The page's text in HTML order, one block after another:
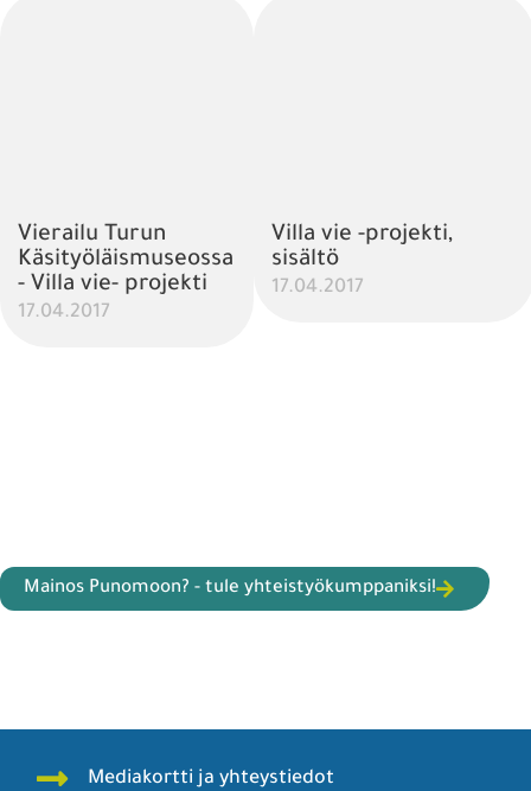
Vierailu Turun
Käsityöläismuseossa
- Villa vie- projekti
17.04.2017
Villa vie -projekti,
sisältö
17.04.2017
Mainos Punomoon? - tule yhteistyökumppaniksi!
Mediakortti ja yhteystiedot